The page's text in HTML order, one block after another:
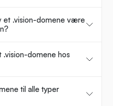
et .vision-domene være
.vision-domene hos
til alle typer